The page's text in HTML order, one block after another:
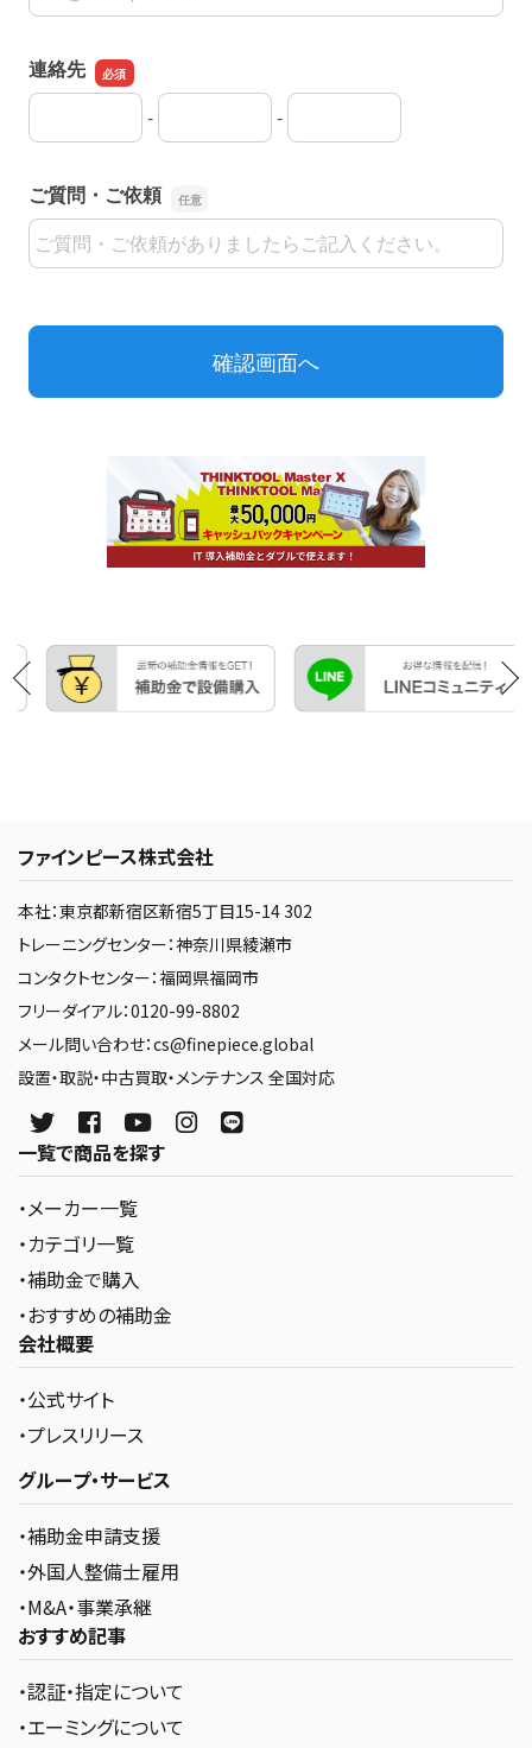
ファインピース株式会社
本社：東京都新宿区新宿5丁目15-14 302
トレーニングセンター：神奈川県綾瀬市
コンタクトセンター：福岡県福岡市
フリーダイアル：0120-99-8802
メール問い合わせ：cs@finepiece.global
設置・取説・中古買取・メンテナンス 全国対応
一覧で商品を探す
・メーカー一覧
・カテゴリ一覧
・補助金で購入
・おすすめの補助金
会社概要
・公式サイト
・プレスリリース
グループ・サービス
・補助金申請支援
・外国人整備士雇用
・M&A・事業承継
おすすめ記事
・認証・指定について
・エーミングについて